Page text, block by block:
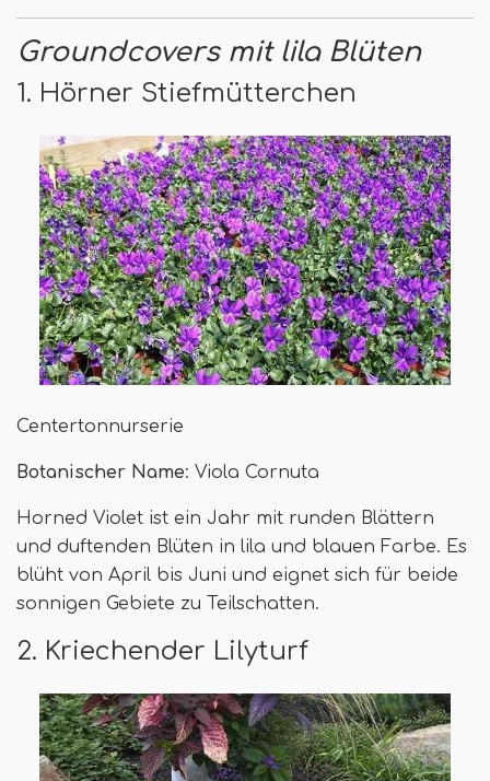
Groundcovers mit lila Blüten
1. Hörner Stiefmütterchen
Centertonnurserie
Botanischer Name: Viola Cornuta
Horned Violet ist ein Jahr mit runden Blättern
und duftenden Blüten in lila und blauen Farbe. Es
blüht von April bis Juni und eignet sich für beide
sonnigen Gebiete zu Teilschatten.
2. Kriechender Lilyturf